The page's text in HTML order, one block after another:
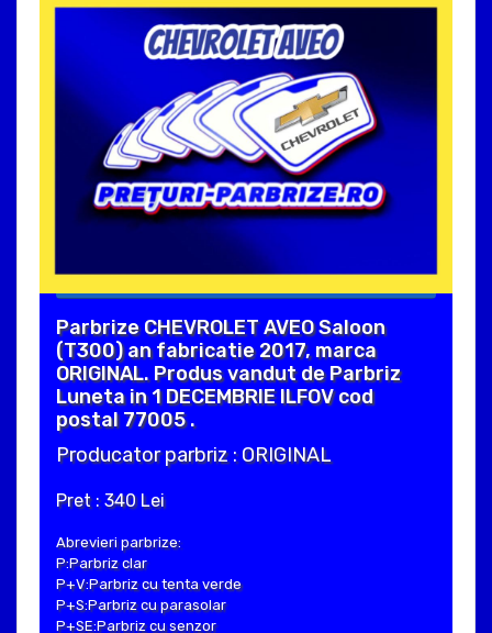
Parbrize CHEVROLET AVEO Saloon
(T300) an fabricatie 2017, marca
ORIGINAL. Produs vandut de Parbriz
Luneta in 1 DECEMBRIE ILFOV cod
postal 77005 .
Producator parbriz : ORIGINAL
Pret : 340 Lei
Abrevieri parbrize:
P:Parbriz clar
P+V:Parbriz cu tenta verde
P+S:Parbriz cu parasolar
P+SE:Parbriz cu senzor